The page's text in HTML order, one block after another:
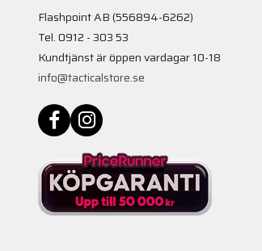
Flashpoint AB (556894-6262)
Tel. 0912 - 303 53
Kundtjänst är öppen vardagar 10-18
info@tacticalstore.se